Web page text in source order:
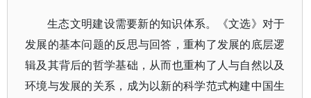
生态文明建设需要新的知识体系。《文选》对于
发展的基本问题的反思与回答，重构了发展的底层逻
辑及其背后的哲学基础，从而也重构了人与自然以及
环境与发展的关系，成为以新的科学范式构建中国生